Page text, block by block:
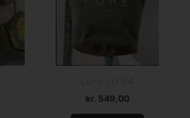
kr. 549,00